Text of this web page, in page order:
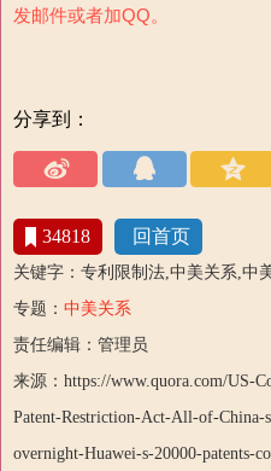
发邮件或者加QQ。
分享到：
34818 回首页
关键字：专利限制法,中美关系,中
专题： 中美关系
责任编辑：管理员
来源：https://www.quora.com/US-
Patent-Restriction-Act-All-of-China-
overnight-Huawei-s-20000-patents-